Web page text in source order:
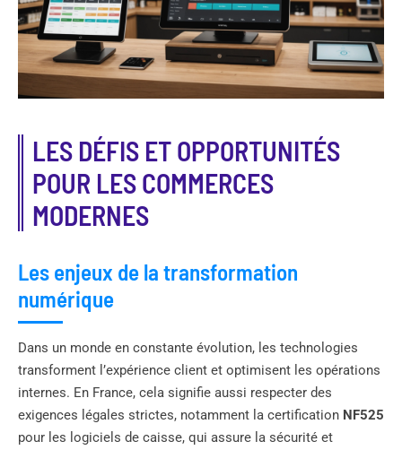
LES DÉFIS ET OPPORTUNITÉS
POUR LES COMMERCES
MODERNES
Les enjeux de la transformation
numérique
Dans un monde en constante évolution, les technologies
transforment l’expérience client et optimisent les opérations
internes. En France, cela signifie aussi respecter des
exigences légales strictes, notamment la certification NF525
pour les logiciels de caisse, qui assure la sécurité et